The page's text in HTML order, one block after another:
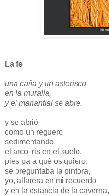
La fe
una caña y un asterisco
en la muralla,
y el manantial se abre.
y se abrió
como un reguero
sedimentando
el arco iris en el suelo,
pies para qué os quiero,
se preguntaba la pintora,
yo, alfarera en mi recuerdo
y en la estancia de la caverna,